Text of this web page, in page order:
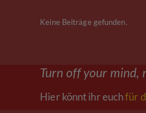
Keine Beiträge gefunden.
Turn off your mind,
Hier könnt ihr euchfür